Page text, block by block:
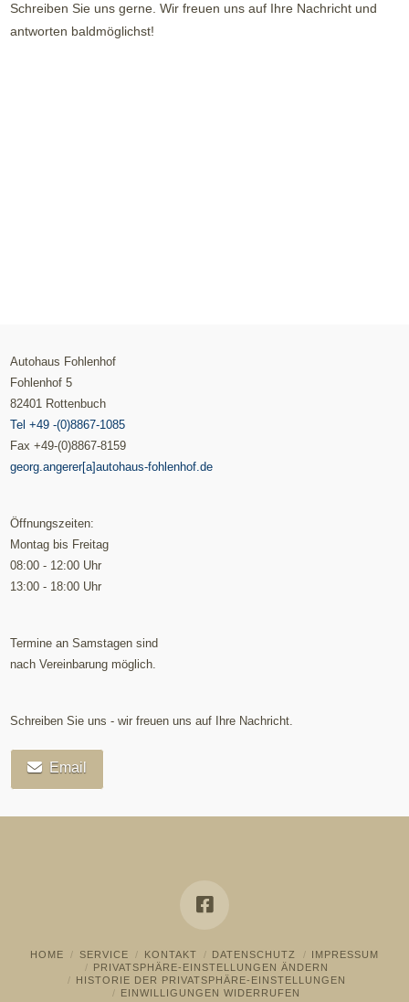
Schreiben Sie uns gerne. Wir freuen uns auf Ihre Nachricht und
antworten baldmöglichst!
Autohaus Fohlenhof
Fohlenhof 5
82401 Rottenbuch
Tel +49 -(0)8867-1085
Fax +49-(0)8867-8159
georg.angerer[a]autohaus-fohlenhof.de
Öffnungszeiten:
Montag bis Freitag
08:00 - 12:00 Uhr
13:00 - 18:00 Uhr
Termine an Samstagen sind
nach Vereinbarung möglich.
Schreiben Sie uns - wir freuen uns auf Ihre Nachricht.
Email
HOME SERVICE KONTAKT DATENSCHUTZ
IMPRESSUM
PRIVATSPHÄRE-EINSTELLUNGEN ÄNDERN
HISTORIE DER PRIVATSPHÄRE-EINSTELLUNGEN
EINWILLIGUNGEN WIDERRUFEN